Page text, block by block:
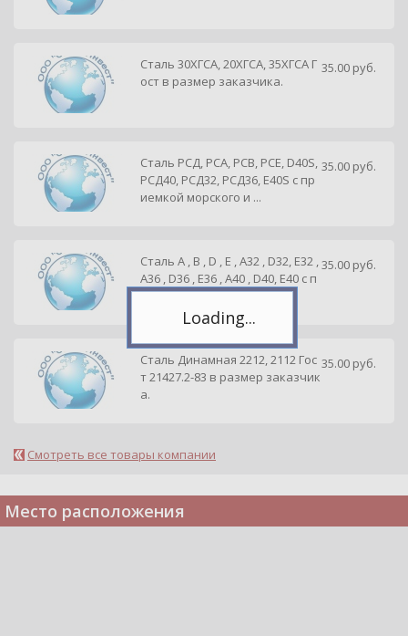
Сталь 30ХГСА, 20ХГСА, 35ХГСА Г
ост в размер заказчика.
35.00 руб.
Сталь РСД, РСА, РСВ, РСЕ, D40S,
РСД40, РСД32, РСД36, E40S с пр
иемкой морского и ...
35.00 руб.
Сталь А , B , D , E , А32 , D32, E32 ,
A36 , D36 , E36 , A40 , D40, E40 с п
риемк...
35.00 руб.
Сталь Динамная 2212, 2112 Гос
т 21427.2-83 в размер заказчик
а.
35.00 руб.
Смотреть все товары компании
Место расположения
Telegram
Подпишитесь на канал,
чтобы следить за новостями.